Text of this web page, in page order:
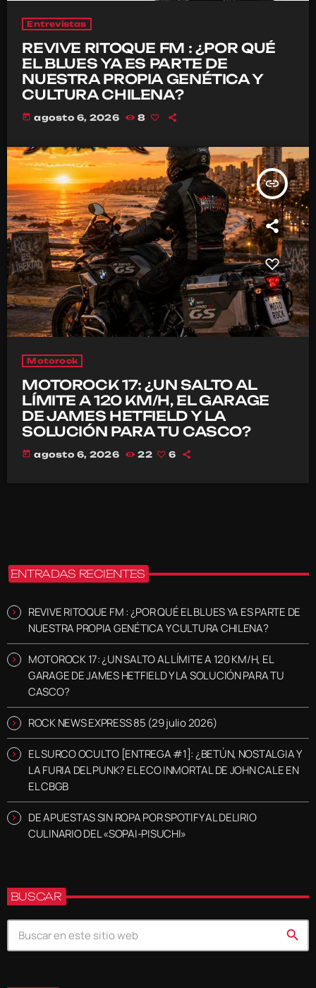
Entrevistas
REVIVE RITOQUE FM : ¿POR QUÉ
EL BLUES YA ES PARTE DE
NUESTRA PROPIA GENÉTICA Y
CULTURA CHILENA?
today agosto 6, 2026 8
insert_link
Motorock
MOTOROCK 17: ¿UN SALTO AL
LÍMITE A 120 KM/H, EL GARAGE
DE JAMES HETFIELD Y LA
SOLUCIÓN PARA TU CASCO?
today agosto 6, 2026 22 6
ENTRADAS RECIENTES
REVIVE RITOQUE FM : ¿POR QUÉ EL BLUES YA ES PARTE DE
NUESTRA PROPIA GENÉTICA Y CULTURA CHILENA?
MOTOROCK 17: ¿UN SALTO AL LÍMITE A 120 KM/H, EL
GARAGE DE JAMES HETFIELD Y LA SOLUCIÓN PARA TU
CASCO?
ROCK NEWS EXPRESS 85 (29 julio 2026)
EL SURCO OCULTO [ENTREGA #1]: ¿BETÚN, NOSTALGIA Y
LA FURIA DEL PUNK? EL ECO INMORTAL DE JOHN CALE EN
EL CBGB
DE APUESTAS SIN ROPA POR SPOTIFY AL DELIRIO
CULINARIO DEL «SOPAI-PISUCHI»
BUSCAR
search